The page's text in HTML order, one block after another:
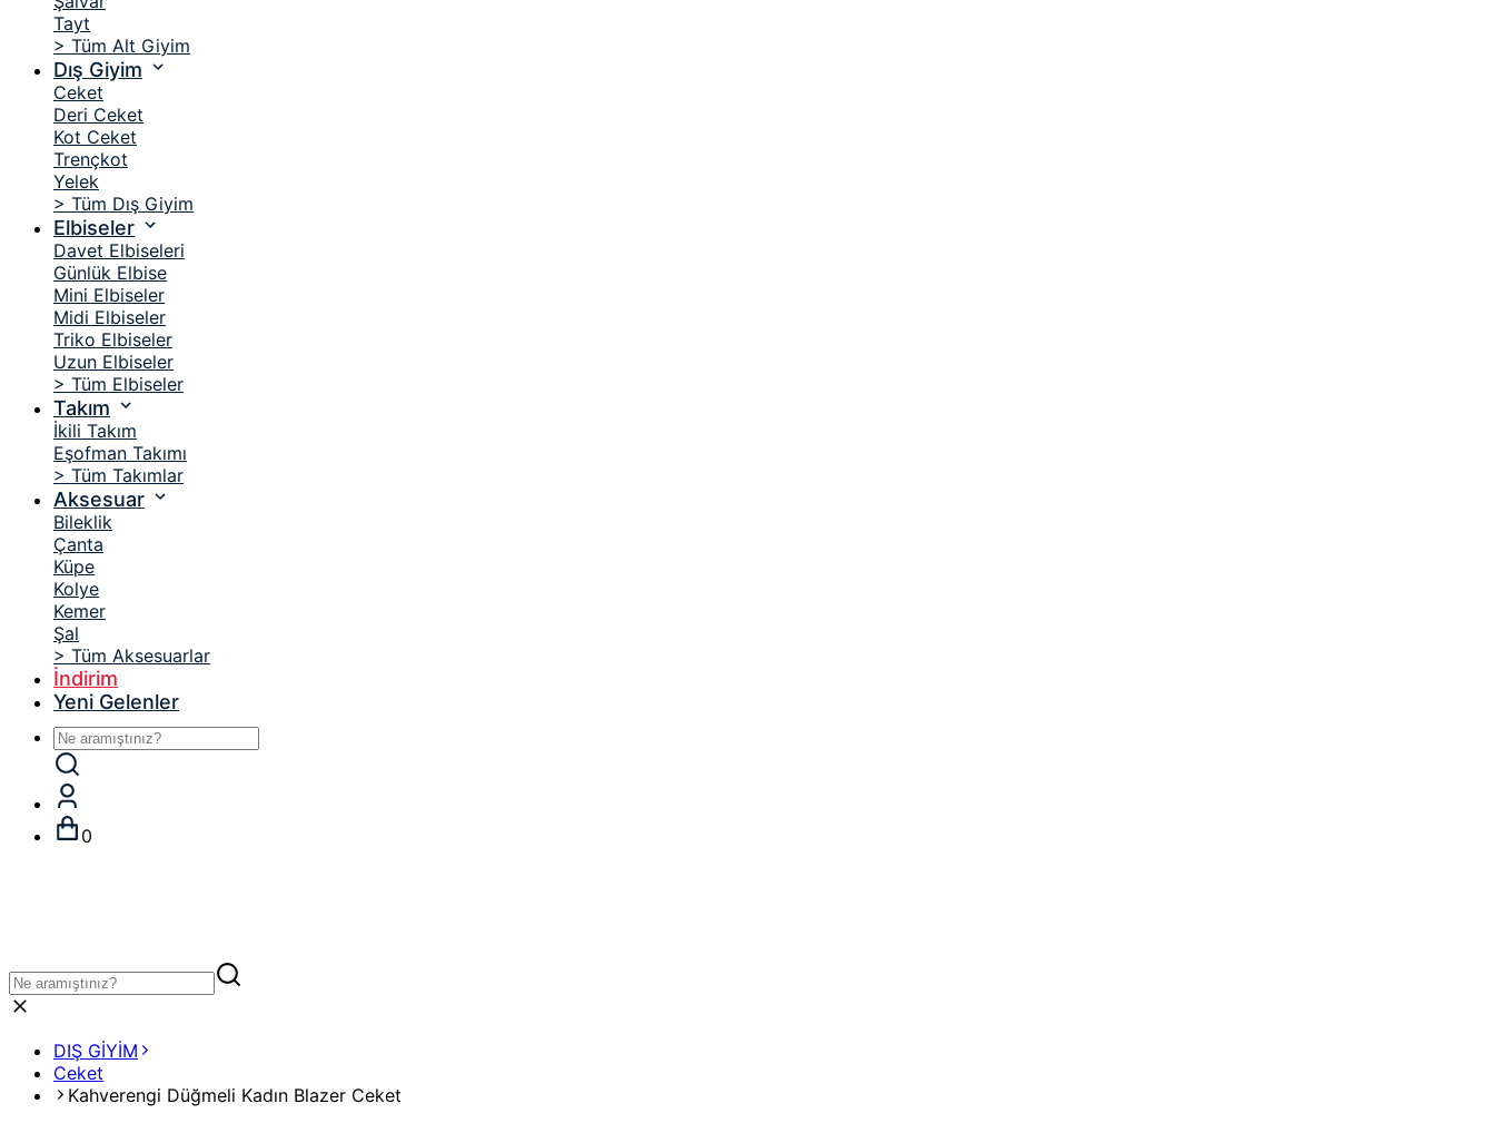
Tayt
> Tüm Alt Giyim
Dış Giyim
Ceket
Deri Ceket
Kot Ceket
Trençkot
Yelek
> Tüm Dış Giyim
Elbiseler
Davet Elbiseleri
Günlük Elbise
Mini Elbiseler
Midi Elbiseler
Triko Elbiseler
Uzun Elbiseler
> Tüm Elbiseler
Takım
İkili Takım
Eşofman Takımı
> Tüm Takımlar
Aksesuar
Bileklik
Çanta
Küpe
Kolye
Kemer
Şal
> Tüm Aksesuarlar
İndirim
Yeni Gelenler
0
DIŞ GİYİM
Ceket
Kahverengi Düğmeli Kadın Blazer Ceket